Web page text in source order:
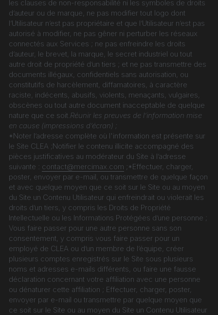
les clauses de non-responsabilité ni les symboles de droits
d’auteur ou de marque, ne pas modifier tout logo dont
l’Utilisateur n’est pas propriétaire et que l’Utilisateur n’est pas
autorisé à modifier, ne pas gêner ni perturber les réseaux
connectés aux Services ; ne pas enfreindre les droits
d’auteur, le brevet, la marque, le secret industriel ou tout
autre droit de propriété d’un tiers ; et ne pas transmettre des
documents illégaux, confidentiels sans autorisation, ou
constitutifs de harcèlement, diffamatoires, à caractère
raciste, indécents, abusifs, violents, menaçants, vulgaires,
obscènes ou tout autre document inacceptable de quelque
nature que ce soit.Réunir les preuves de l’information mise
en cause (impressions d’écran) ;
*Noter l’adresse complète où l'information est présente sur
le Site CLEA ;Notifier le contenu illicite accompagné des
pièces justificatives au modérateur du Site à l’adresse
suivante : contact@mercimax.com ;*Effectuer, charger,
poster, envoyer par e-mail, ou transmettre de quelque façon
et avec quelque moyen que ce soit sur le Site ou au moyen
du Site un Contenu Utilisateur qui enfreindrait ou violerait les
droits d’un tiers, y compris les Droits de Propriété
Intellectuelle ou les Informations Protégées d’une personne ;
Vous faire passer pour une autre personne sans son
consentement, y compris vous faire passer pour un
employé de CLEA ou d’un membre de l’équipe, créer
plusieurs comptes enregistrés sur le Site sous plusieurs
noms et adresses e-mails différents, ou faire une fausse
déclaration concernant votre affiliation avec une personne
ou dénaturer cette affiliation ; Effectuer, charger, poster,
envoyer par e-mail ou transmettre par quelque moyen que
ce soit sur le Site ou au moyen du Site un Contenu Utilisateur